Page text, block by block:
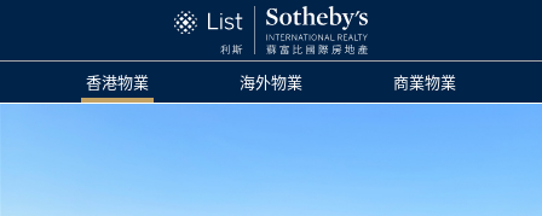
香港物業 海外物業 商業物業